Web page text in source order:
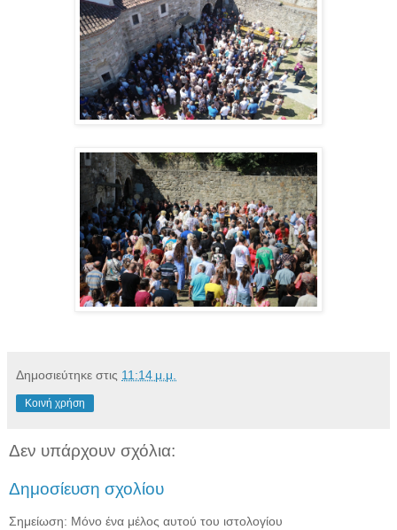
Δημοσιεύτηκε στις 11:14 μ.μ.
Κοινή χρήση
Δεν υπάρχουν σχόλια:
Δημοσίευση σχολίου
Σημείωση: Μόνο ένα μέλος αυτού του ιστολογίου